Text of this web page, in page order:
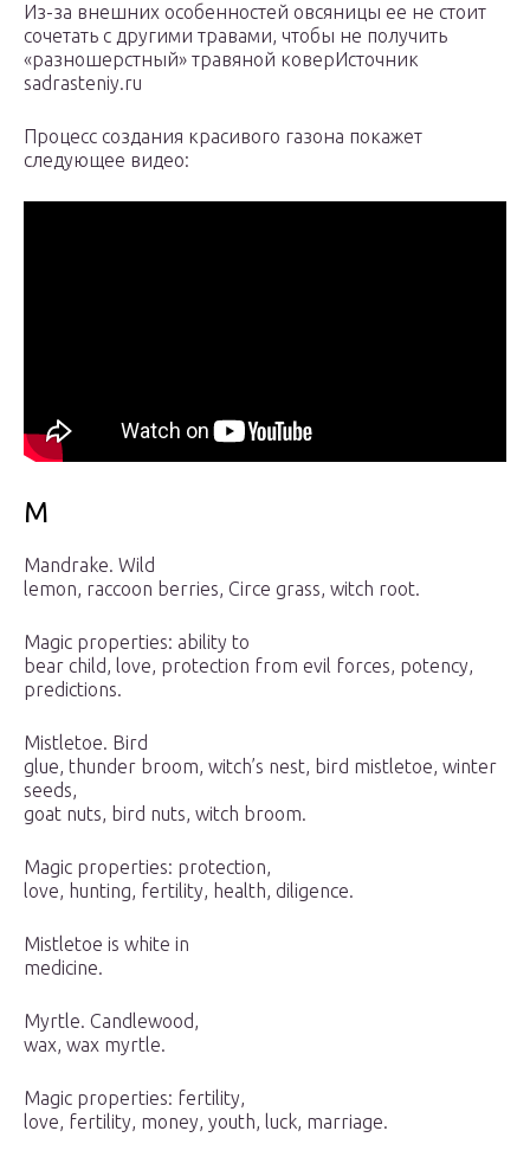
Из-за внешних особенностей овсяницы ее не стоит
сочетать с другими травами, чтобы не получить
«разношерстный» травяной коверИсточник
sadrasteniy.ru
Процесс создания красивого газона покажет
следующее видео:
M
Mandrake. Wild
lemon, raccoon berries, Circe grass, witch root.
Magic properties: ability to
bear child, love, protection from evil forces, potency,
predictions.
Mistletoe. Bird
glue, thunder broom, witch’s nest, bird mistletoe, winter
seeds,
goat nuts, bird nuts, witch broom.
Magic properties: protection,
love, hunting, fertility, health, diligence.
Mistletoe is white in
medicine.
Myrtle. Candlewood,
wax, wax myrtle.
Magic properties: fertility,
love, fertility, money, youth, luck, marriage.